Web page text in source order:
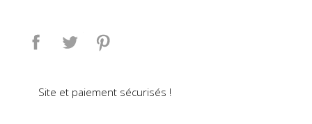
Partager Tweet
Site et paiement sécurisés !